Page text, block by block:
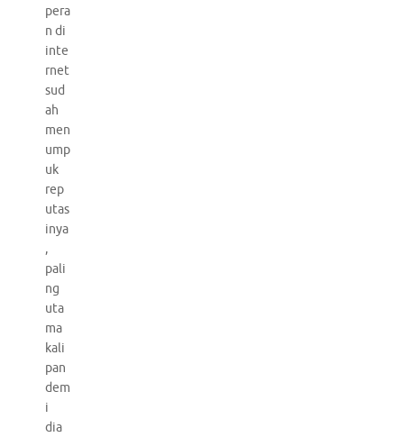
pera
n di
inte
rnet
sud
ah
men
ump
uk
rep
utas
inya
,
pali
ng
uta
ma
kali
pan
dem
i
dia